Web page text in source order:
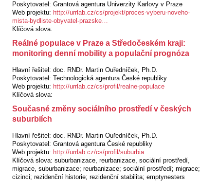
Poskytovatel: Grantová agentura Univerzity Karlovy v Praze
Web projektu: http://urrlab.cz/cs/projekt/proces-vyberu-noveho-
mista-bydliste-obyvatel-prazske…
Klíčová slova:
Reálné populace v Praze a Středočeském kraji:
monitoring denní mobility a populační prognóza
Hlavní řešitel: doc. RNDr. Martin Ouředníček, Ph.D.
Poskytovatel: Technologická agentura České republiky
Web projektu: http://urrlab.cz/cs/profil/realne-populace
Klíčová slova:
Současné změny sociálního prostředí v českých
suburbiích
Hlavní řešitel: doc. RNDr. Martin Ouředníček, Ph.D.
Poskytovatel: Grantová agentura České republiky
Web projektu: http://urrlab.cz/cs/profil/suburbia
Klíčová slova: suburbanizace, reurbanizace, sociální prostředí,
migrace, suburbanizace; reurbanizace; sociální prostředí; migrace;
cizinci; rezidenční historie; rezidenční stabilita; emptynesters